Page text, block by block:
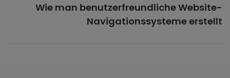
Wie man benutzerfreundliche Website-
Navigationssysteme erstellt